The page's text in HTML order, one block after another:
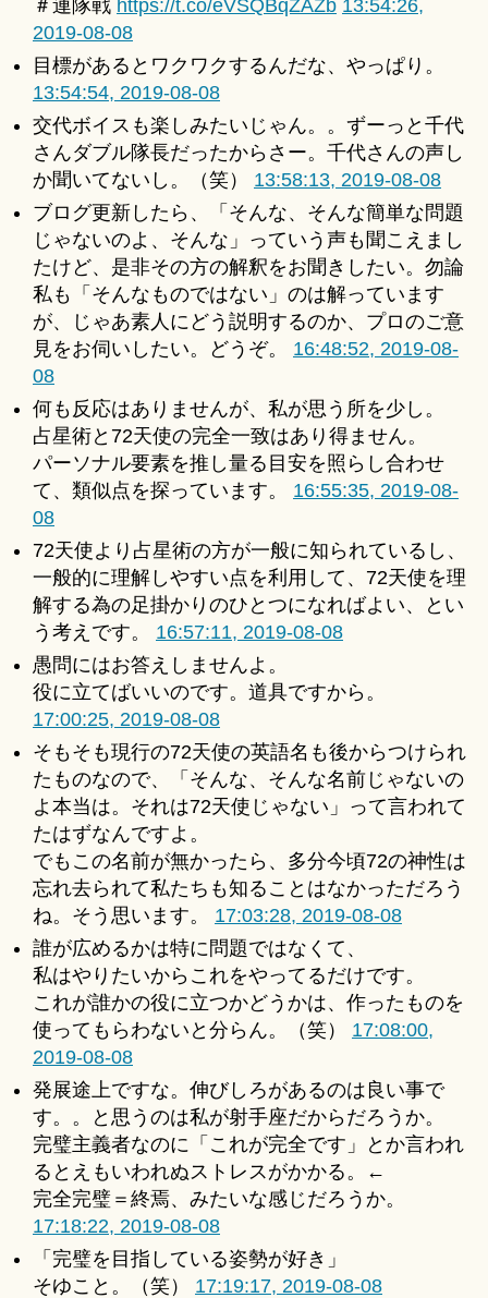
＃連隊戦 https://t.co/eVSQBqZAZb 13:54:26,
2019-08-08
目標があるとワクワクするんだな、やっぱり。
13:54:54, 2019-08-08
交代ボイスも楽しみたいじゃん。。ずーっと千代
さんダブル隊長だったからさー。千代さんの声し
か聞いてないし。（笑） 13:58:13, 2019-08-08
ブログ更新したら、「そんな、そんな簡単な問題
じゃないのよ、そんな」っていう声も聞こえまし
たけど、是非その方の解釈をお聞きしたい。勿論
私も「そんなものではない」のは解っています
が、じゃあ素人にどう説明するのか、プロのご意
見をお伺いしたい。どうぞ。 16:48:52, 2019-08-
08
何も反応はありませんが、私が思う所を少し。
占星術と72天使の完全一致はあり得ません。
パーソナル要素を推し量る目安を照らし合わせ
て、類似点を探っています。 16:55:35, 2019-08-
08
72天使より占星術の方が一般に知られているし、
一般的に理解しやすい点を利用して、72天使を理
解する為の足掛かりのひとつになればよい、とい
う考えです。 16:57:11, 2019-08-08
愚問にはお答えしませんよ。
役に立てばいいのです。道具ですから。
17:00:25, 2019-08-08
そもそも現行の72天使の英語名も後からつけられ
たものなので、「そんな、そんな名前じゃないの
よ本当は。それは72天使じゃない」って言われて
たはずなんですよ。
でもこの名前が無かったら、多分今頃72の神性は
忘れ去られて私たちも知ることはなかっただろう
ね。そう思います。 17:03:28, 2019-08-08
誰が広めるかは特に問題ではなくて、
私はやりたいからこれをやってるだけです。
これが誰かの役に立つかどうかは、作ったものを
使ってもらわないと分らん。（笑） 17:08:00,
2019-08-08
発展途上ですな。伸びしろがあるのは良い事で
す。。と思うのは私が射手座だからだろうか。
完璧主義者なのに「これが完全です」とか言われ
るとえもいわれぬストレスがかかる。←
完全完璧＝終焉、みたいな感じだろうか。
17:18:22, 2019-08-08
「完璧を目指している姿勢が好き」
そゆこと。（笑） 17:19:17, 2019-08-08